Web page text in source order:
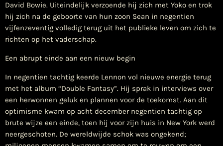
David Bowie. Uiteindelijk verzoende hij zich met Yoko en trok
hij zich na de geboorte van hun zoon Sean in negentien
vijfenzeventig volledig terug uit het publieke leven om zich te
richten op het vaderschap.
Een abrupt einde aan een nieuw begin
In negentien tachtig keerde Lennon vol nieuwe energie terug
met het album “Double Fantasy”. Hij sprak in interviews over
een herwonnen geluk en plannen voor de toekomst. Aan dit
optimisme kwam op acht december negentien tachtig op
brute wijze een einde, toen hij voor zijn huis in New York werd
neergeschoten. De wereldwijde schok was ongekend;